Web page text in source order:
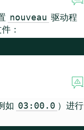
nouveau 驱动程
：
如 03:00.0 ）进行